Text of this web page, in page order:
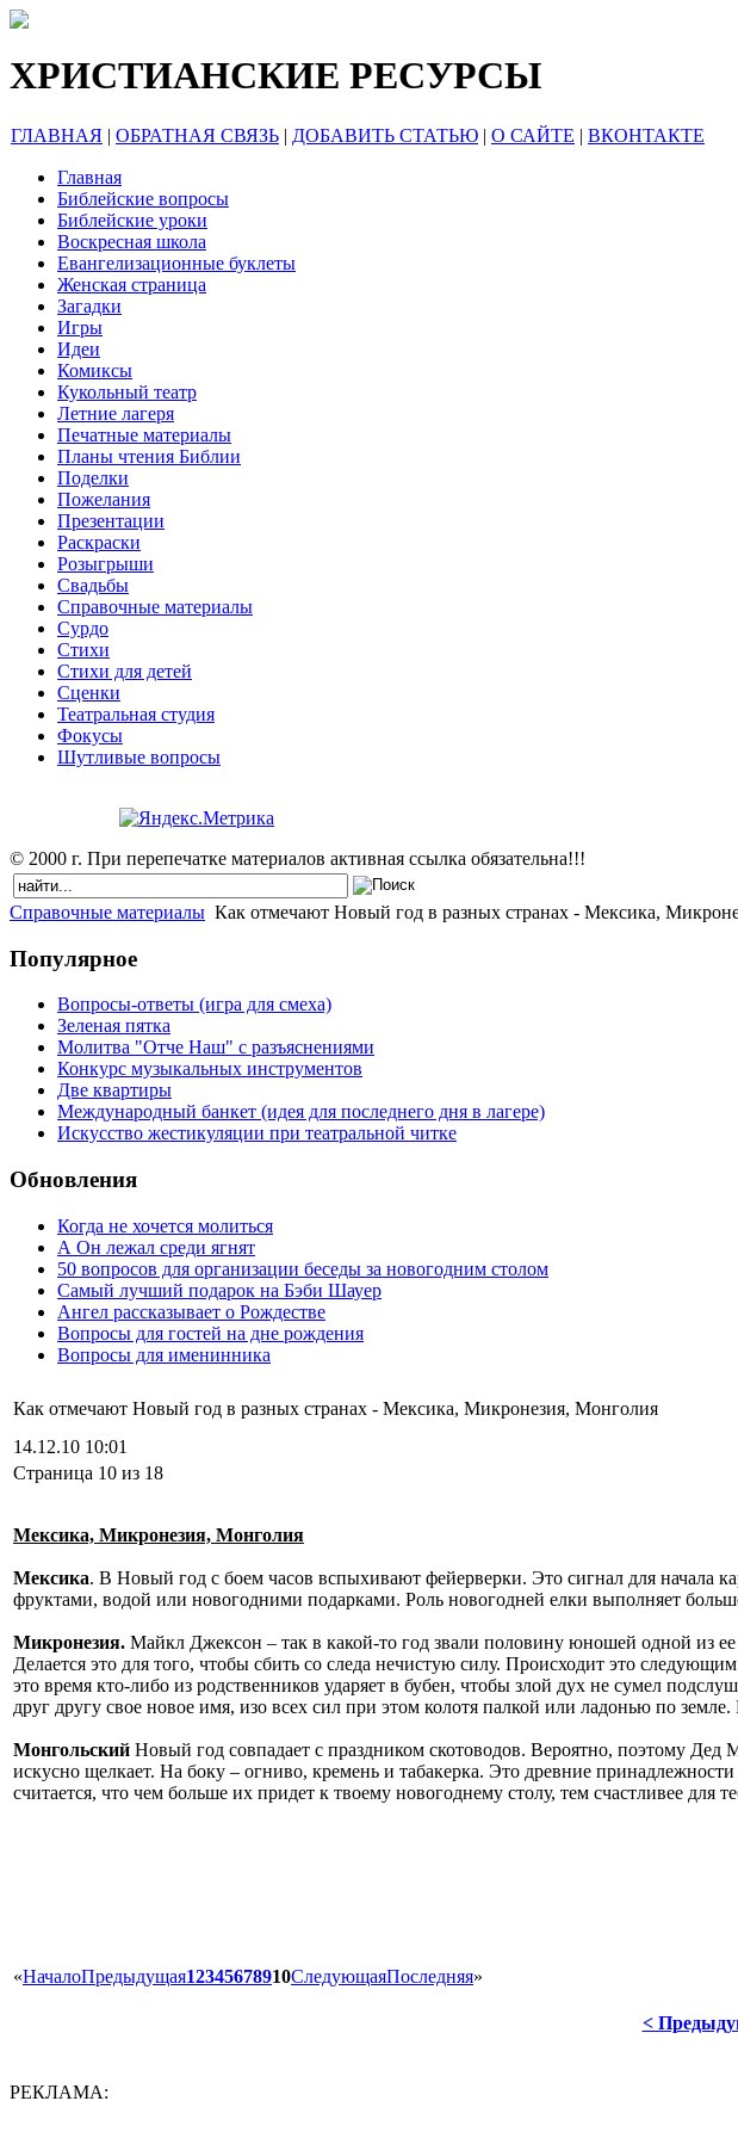
ХРИСТИАНСКИЕ РЕСУРСЫ
ГЛАВНАЯ | ОБРАТНАЯ СВЯЗЬ | ДОБАВИТЬ СТАТЬЮ | О САЙТЕ | ВКОНТАКТЕ
Главная
Библейские вопросы
Библейские уроки
Воскресная школа
Евангелизационные буклеты
Женская страница
Загадки
Игры
Идеи
Комиксы
Кукольный театр
Летние лагеря
Печатные материалы
Планы чтения Библии
Поделки
Пожелания
Презентации
Раскраски
Розыгрыши
Свадьбы
Справочные материалы
Сурдо
Стихи
Стихи для детей
Сценки
Театральная студия
Фокусы
Шутливые вопросы
© 2000 г. При перепечатке материалов активная ссылка обязательна!!!
Справочные материалы Как отмечают Новый год в разных странах - Мексика,
Популярное
Вопросы-ответы (игра для смеха)
Зеленая пятка
Молитва "Отче Наш" с разъяснениями
Конкурс музыкальных инструментов
Две квартиры
Международный банкет (идея для последнего дня в лагере)
Искусство жестикуляции при театральной читке
Обновления
Когда не хочется молиться
А Он лежал среди ягнят
50 вопросов для организации беседы за новогодним столом
Самый лучший подарок на Бэби Шауер
Ангел рассказывает о Рождестве
Вопросы для гостей на дне рождения
Вопросы для именинника
Как отмечают Новый год в разных странах - Мексика, Микронезия, Монголия
14.12.10 10:01
Cтраница 10 из 18
Мексика, Микронезия, Монголия
Мексика. В Новый год с боем часов вспыхивают фейерверки. Это сигнал для начала
фруктами, водой или новогодними подарками. Роль новогодней елки выполняет
Микронезия. Майкл Джексон – так в какой-то год звали половину юношей одной из
Делается это для того, чтобы сбить со следа нечистую силу. Происходит это
это время кто-либо из родственников ударяет в бубен, чтобы злой дух не сумел
друг другу свое новое имя, изо всех сил при этом колотя палкой или ладонью по
Монгольский Новый год совпадает с праздником скотоводов. Вероятно, поэтому
искусно щелкает. На боку – огниво, кремень и табакерка. Это древние
считается, что чем больше их придет к твоему новогоднему столу, тем счастливее
«НачалоПредыдущая12345678910СледующаяПоследняя»
<
РЕКЛАМА: